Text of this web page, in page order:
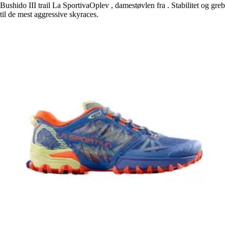
Bushido III trail La SportivaOplev , damestøvlen fra . Stabilitet og greb
til de mest aggressive skyraces.